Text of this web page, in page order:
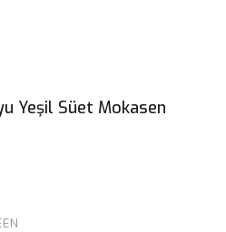
Yeşil Süet Mokasen